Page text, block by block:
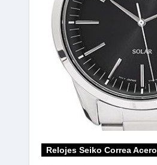
Relojes Seiko Correa Acero